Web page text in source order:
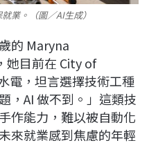
業。（圖／AI生成）
的 Maryna
她目前在 City of
電，坦言選擇技術工種
，AI 做不到。」這類技
作能力，難以被自動化
來就業感到焦慮的年輕